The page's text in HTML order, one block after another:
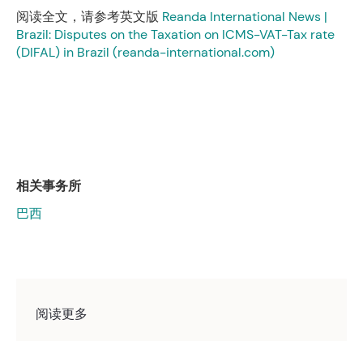
阅读全文，请参考英文版 Reanda International News |
Brazil: Disputes on the Taxation on ICMS-VAT-Tax rate
(DIFAL) in Brazil (reanda-international.com)
相关事务所
巴西
阅读更多